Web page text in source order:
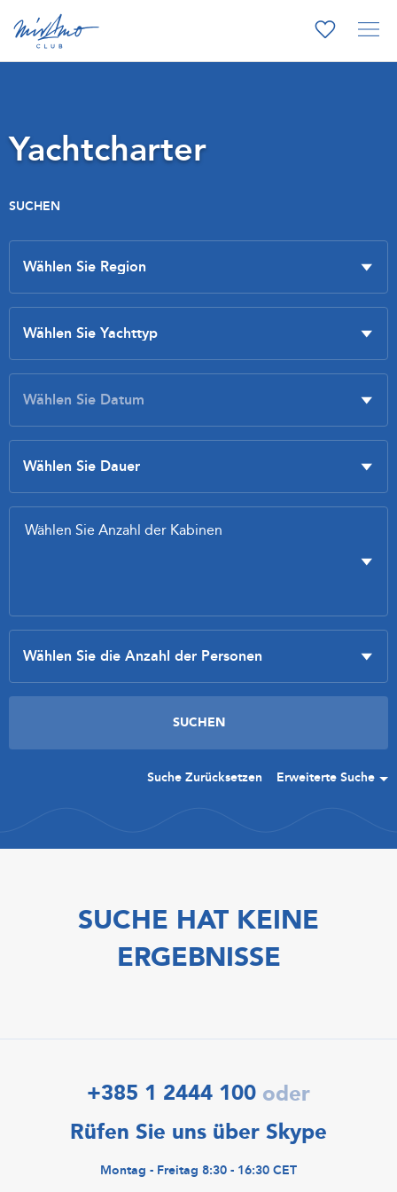
Yachtcharter
SUCHEN
Suche Zurücksetzen Erweiterte Suche
SUCHE HAT KEINE
ERGEBNISSE
+385 1 2444 100 oder
Rüfen Sie uns über Skype
Montag - Freitag 8:30 - 16:30 CET